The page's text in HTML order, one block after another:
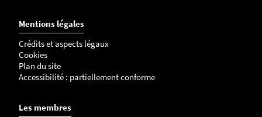
Mentions légales
Crédits et aspects légaux
Cookies
Plan du site
Accessibilité : partiellement conforme
Les membres